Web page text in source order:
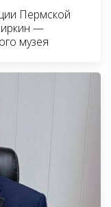
Пермской
—
музея